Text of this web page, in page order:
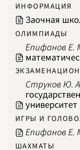
ИНФОРМАЦИЯ
Заочная
ОЛИМПИАДЫ
Епифанов Е.
Струков Ю.
ИГРЫ И
Епифанов Е.
ШАХМАТЫ